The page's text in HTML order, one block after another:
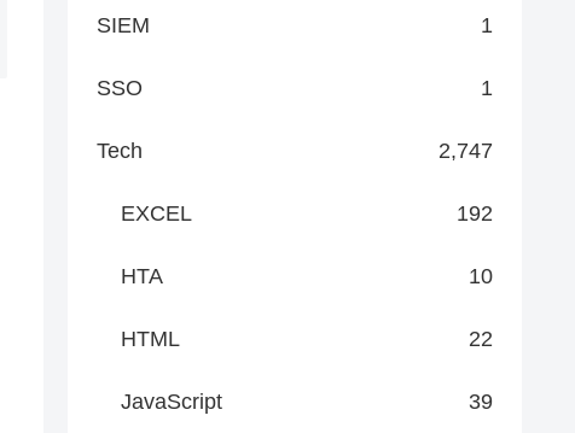
SIEM 1
SSO 1
Tech 2,747
EXCEL 192
HTA 10
HTML 22
JavaScript 39